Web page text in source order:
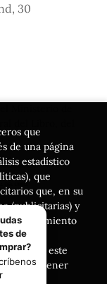
30
que
de una página
estadístico
que
que, en su
(publicitarias) y
Si acepta este
obtener